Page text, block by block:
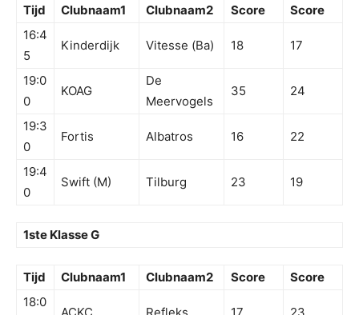
Tijd Clubnaam1 Clubnaam2 Score
Score
16:4
5
Kinderdijk Vitesse (Ba) 18 17
19:0
0
KOAG
De
Meervogels
35 24
19:3
0
Fortis Albatros 16 22
19:4
0
Swift (M) Tilburg 23 19
1ste Klasse G
Tijd Clubnaam1 Clubnaam2 Score
Score
18:0